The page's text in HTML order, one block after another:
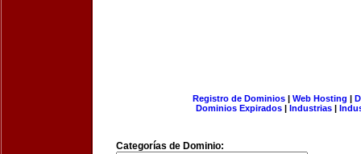
Registro de Dominios| Web Hosting |
Dominios Expirados | Industrias |
Categorías de Dominio: